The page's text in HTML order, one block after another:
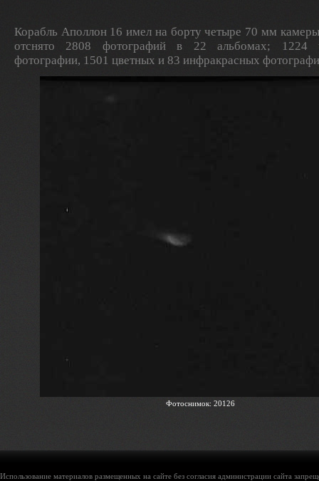
Корабль Аполлон 16 имел на борту четыре 70 мм
отснято 2808 фотографий в 22 альбомах; 1224
фотографии, 1501 цветных и 83 инфракрасных
Фотоснимок: 20126
Использование материалов размещенных на сайте без согласия администрации сайта